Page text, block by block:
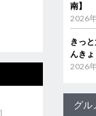
南】
2026
きっ
んき
2026
グル